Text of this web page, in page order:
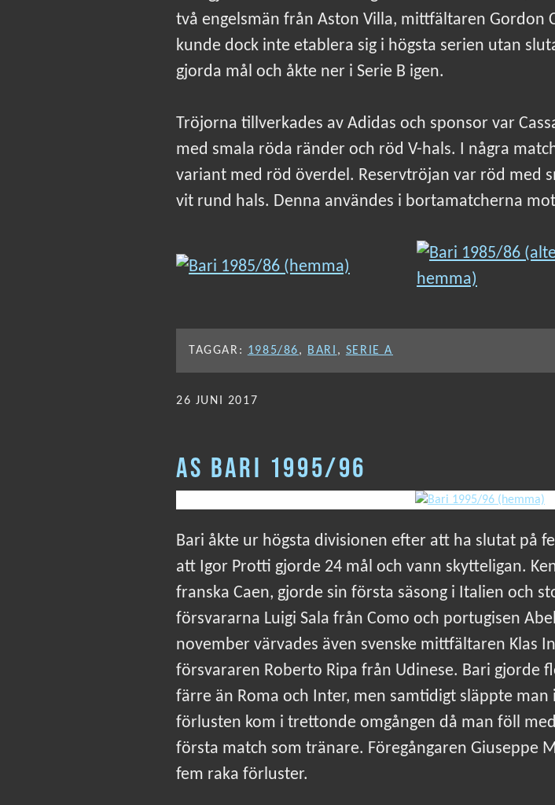
två engelsmän från Aston Villa, mittfältaren Gordon
kunde dock inte etablera sig i högsta serien utan
gjorda mål och åkte ner i Serie B igen.
Tröjorna tillverkades av Adidas och sponsor var
med smala röda ränder och röd V-hals. I några
variant med röd överdel. Reservtröjan var röd med
vit rund hals. Denna användes i bortamatcherna mot
TAGGAR: 1985/86, BARI , SERIE A
PUBLICERAT
26 JUNI 2017
AS BARI 1995/96
Bari åkte ur högsta divisionen efter att ha slutat på
att Igor Protti gjorde 24 mål och vann skytteligan.
franska Caen, gjorde sin första säsong i Italien och
försvararna Luigi Sala från Como och portugisen
november värvades även svenske mittfältaren Klas
försvararen Roberto Ripa från Udinese. Bari gjorde
färre än Roma och Inter, men samtidigt släppte
förlusten kom i trettonde omgången då man föll
första match som tränare. Föregångaren Giuseppe
fem raka förluster.